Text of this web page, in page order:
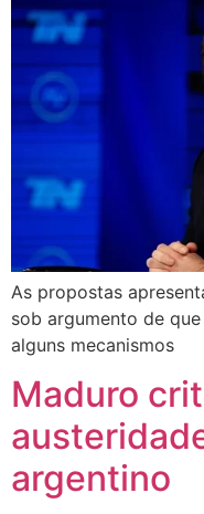
As propostas
sob argumento de
alguns mecanismos
Maduro
argentino